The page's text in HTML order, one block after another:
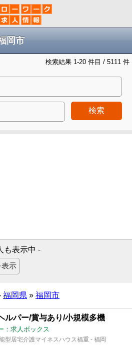
岡市
検索結果 1-20 件目 / 5111 件
検索
も表示中 -
福岡県 » 福岡市
ルパー/賞与あり/小規模多機
：求人ボックス
型居宅介護マイネスハウス福重 - 福岡